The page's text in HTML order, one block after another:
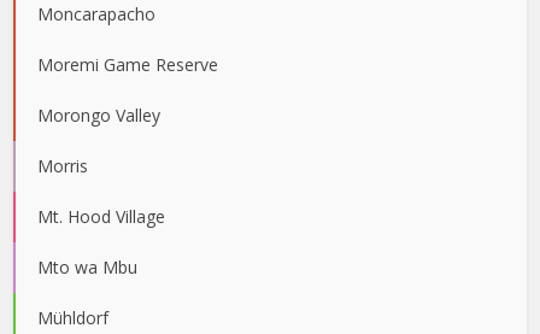
Moncarapacho
Moremi Game Reserve
Morongo Valley
Morris
Mt. Hood Village
Mto wa Mbu
Mühldorf